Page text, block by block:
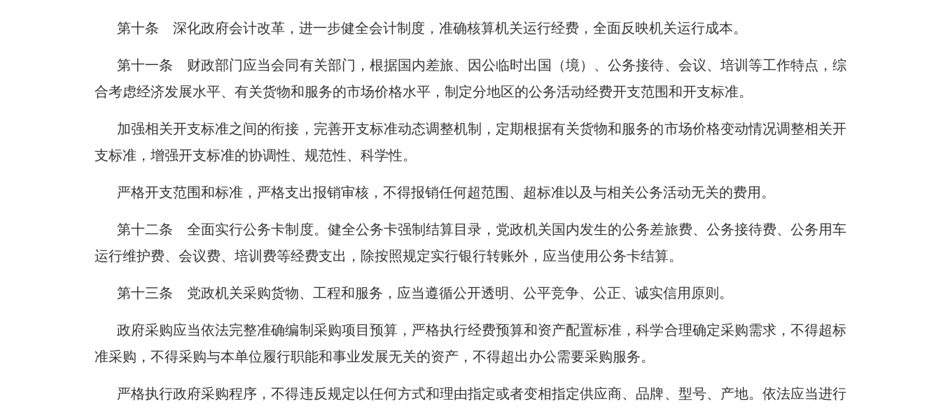
第十条 深化政府会计改革，进一步健全会计制度，准确核算机关运行经费，全面反映机关运行成本。
第十一条 财政部门应当会同有关部门，根据国内差旅、因公临时出国（境）、公务接待、会议、培训等工作特点，综
合考虑经济发展水平、有关货物和服务的市场价格水平，制定分地区的公务活动经费开支范围和开支标准。
加强相关开支标准之间的衔接，完善开支标准动态调整机制，定期根据有关货物和服务的市场价格变动情况调整相关开
支标准，增强开支标准的协调性、规范性、科学性。
严格开支范围和标准，严格支出报销审核，不得报销任何超范围、超标准以及与相关公务活动无关的费用。
第十二条 全面实行公务卡制度。健全公务卡强制结算目录，党政机关国内发生的公务差旅费、公务接待费、公务用车
运行维护费、会议费、培训费等经费支出，除按照规定实行银行转账外，应当使用公务卡结算。
第十三条 党政机关采购货物、工程和服务，应当遵循公开透明、公平竞争、公正、诚实信用原则。
政府采购应当依法完整准确编制采购项目预算，严格执行经费预算和资产配置标准，科学合理确定采购需求，不得超标
准采购，不得采购与本单位履行职能和事业发展无关的资产，不得超出办公需要采购服务。
严格执行政府采购程序，不得违反规定以任何方式和理由指定或者变相指定供应商、品牌、型号、产地。依法应当进行